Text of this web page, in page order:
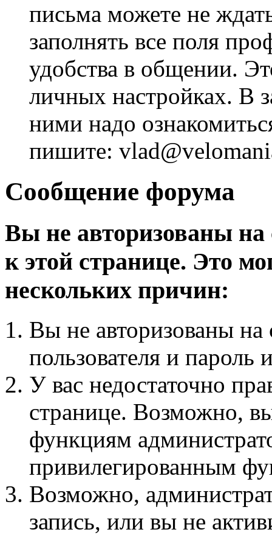
письма можете не
заполнять все поля
удобства в общении.
личных настройках. В
ними надо
пишите:
Сообщение форума
Вы не авторизованы на
к этой странице. Это
нескольких причин:
Вы не авторизованы на
пользователя и пароль
У вас недостаточно
странице. Возможно,
функциям
привилегированным
Возможно,
запись, или вы не